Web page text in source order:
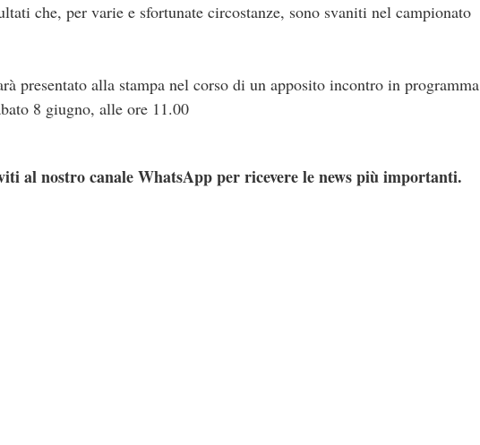
che, per varie e sfortunate circostanze, sono svaniti nel campionato
presentato alla stampa nel corso di un apposito incontro in programma
8 giugno, alle ore 11.00
al nostro canale WhatsApp per ricevere le news più importanti.